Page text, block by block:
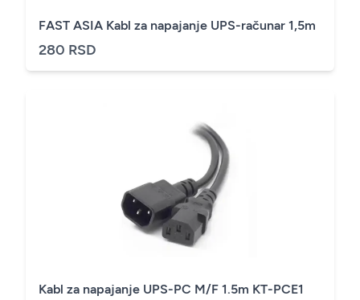
FAST ASIA Kabl za napajanje UPS-računar 1,5m
280 RSD
Kabl za napajanje UPS-PC M/F 1.5m KT-PCE1